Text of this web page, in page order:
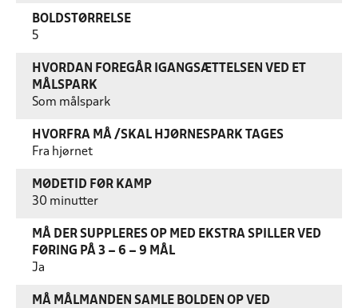
BOLDSTØRRELSE
5
HVORDAN FOREGÅR IGANGSÆTTELSEN VED ET
MÅLSPARK
Som målspark
HVORFRA MÅ /SKAL HJØRNESPARK TAGES
Fra hjørnet
MØDETID FØR KAMP
30 minutter
MÅ DER SUPPLERES OP MED EKSTRA SPILLER VED
FØRING PÅ 3 – 6 – 9 MÅL
Ja
MÅ MÅLMANDEN SAMLE BOLDEN OP VED